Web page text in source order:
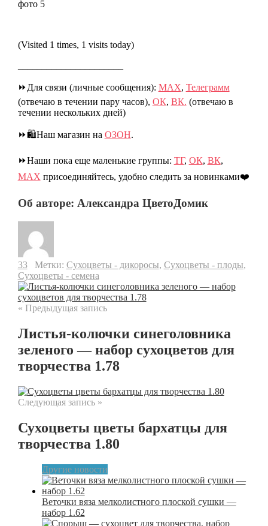
(Visited 1 times, 1 visits today)
⏩Для связи (личные сообщения): МАХ, Телеграмм
(отвечаю в течении пару часов), ОК, ВК. (отвечаю в
течении нескольких дней)
⏩🛍️Наш магазин на ОЗОН.
⏩Наши пока еще маленькие группы: ТГ, ОК, ВК,
МАХ присоединяйтесь, удобно следить за новинками❤️
Об авторе: Александра ЦветоДомик
33 Метки: Сухоцветы - дикоросы, Сухоцветы - плоды,
Сухоцветы - семена
« Предыдущая запись
Листья-колючки синеголовника
зеленого — набор сухоцветов для
творчества 1.78
Следующая запись »
Сухоцветы цветы бархатцы для
творчества 1.80
Другие новости
Веточки вяза мелколистного плоской сушки —
набор 1.62